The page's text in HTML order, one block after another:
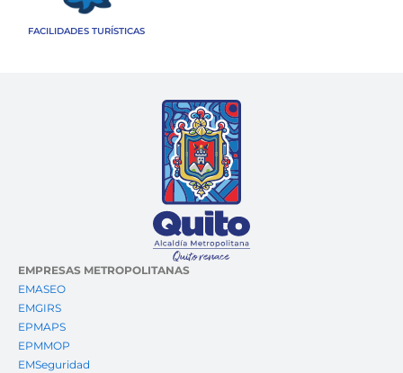
FACILIDADES TURÍSTICAS
EMPRESAS METROPOLITANAS
EMASEO
EMGIRS
EPMAPS
EPMMOP
EMSeguridad